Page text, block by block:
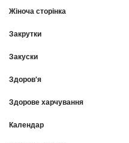
Жіноча сторінка
Закрутки
Закуски
Здоров'я
Здорове харчування
Календар